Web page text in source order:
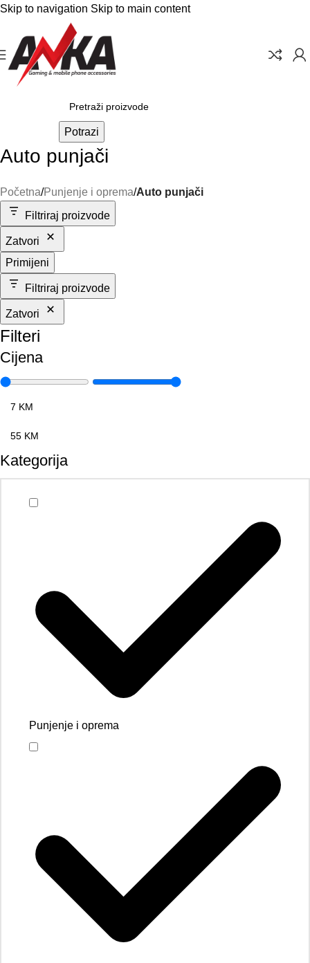
Skip to navigation Skip to main content
Potrazi
Auto punjači
Početna/Punjenje i oprema/Auto punjači
Filtriraj proizvode
Zatvori
Primijeni
Filtriraj proizvode
Zatvori
Filteri
Cijena
Kategorija
Punjenje i oprema